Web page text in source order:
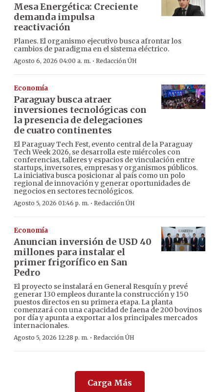
Mesa Energética: Creciente
demanda impulsa
reactivación
Planes. El organismo ejecutivo busca afrontar los
cambios de paradigma en el sistema eléctrico.
Agosto 6, 2026 04:00 a. m. · Redacción ÚH
Economía
Paraguay busca atraer
inversiones tecnológicas con
la presencia de delegaciones
de cuatro continentes
El Paraguay Tech Fest, evento central de la Paraguay
Tech Week 2026, se desarrolla este miércoles con
conferencias, talleres y espacios de vinculación entre
startups, inversores, empresas y organismos públicos.
La iniciativa busca posicionar al país como un polo
regional de innovación y generar oportunidades de
negocios en sectores tecnológicos.
Agosto 5, 2026 01:46 p. m. · Redacción ÚH
Economía
Anuncian inversión de USD 40
millones para instalar el
primer frigorífico en San
Pedro
El proyecto se instalará en General Resquín y prevé
generar 130 empleos durante la construcción y 150
puestos directos en su primera etapa. La planta
comenzará con una capacidad de faena de 200 bovinos
por día y apunta a exportar a los principales mercados
internacionales.
Agosto 5, 2026 12:28 p. m. · Redacción ÚH
Carga Más